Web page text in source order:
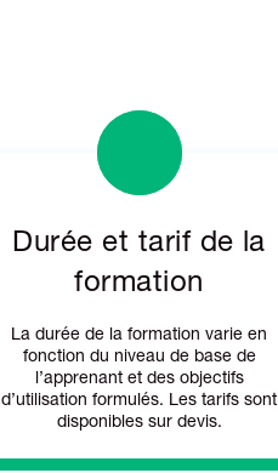
Durée et tarif de la
formation
La durée de la formation varie en
fonction du niveau de base de
l’apprenant et des objectifs
d’utilisation formulés. Les tarifs sont
disponibles sur devis.